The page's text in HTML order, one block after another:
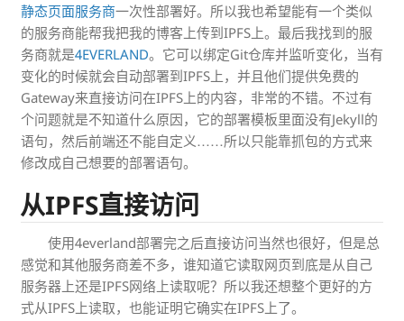
静态页面服务商一次性部署好。所以我也希望能有一个类似
的服务商能帮我把我的博客上传到IPFS上。最后我找到的服
务商就是4EVERLAND。它可以绑定Git仓库并监听变化，当有
变化的时候就会自动部署到IPFS上，并且他们提供免费的
Gateway来直接访问在IPFS上的内容，非常的不错。不过有
个问题就是不知道什么原因，它的部署模板里面没有Jekyll的
语句，然后前端还不能自定义……所以只能靠抓包的方式来
修改成自己想要的部署语句。
从IPFS直接访问
使用4everland部署完之后直接访问当然也很好，但是总
感觉和其他服务商差不多，谁知道它读取网页到底是从自己
服务器上还是IPFS网络上读取呢？所以我还想整个更好的方
式从IPFS上读取，也能证明它确实在IPFS上了。